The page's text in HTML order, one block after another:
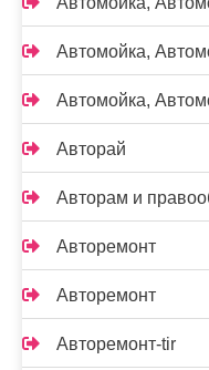
Автомойка,
Автомойка,
Авторай
Авторам и
Авторемонт
Авторемонт
Авторемонт-tir